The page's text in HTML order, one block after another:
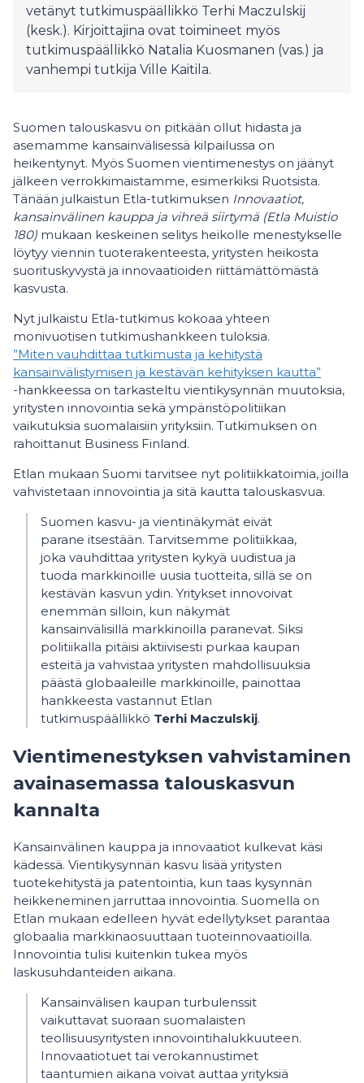
vetänyt tutkimuspäällikkö Terhi Maczulskij
(kesk.). Kirjoittajina ovat toimineet myös
tutkimuspäällikkö Natalia Kuosmanen (vas.) ja
vanhempi tutkija Ville Kaitila.
Suomen talouskasvu on pitkään ollut hidasta ja
asemamme kansainvälisessä kilpailussa on
heikentynyt. Myös Suomen vientimenestys on jäänyt
jälkeen verrokkimaistamme, esimerkiksi Ruotsista.
Tänään julkaistun Etla-tutkimuksen Innovaatiot,
kansainvälinen kauppa ja vihreä siirtymä (Etla Muistio
180) mukaan keskeinen selitys heikolle menestykselle
löytyy viennin tuoterakenteesta, yritysten heikosta
suorituskyvystä ja innovaatioiden riittämättömästä
kasvusta.
Nyt julkaistu Etla-tutkimus kokoaa yhteen
monivuotisen tutkimushankkeen tuloksia.
”Miten vauhdittaa tutkimusta ja kehitystä
kansainvälistymisen ja kestävän kehityksen kautta”
-hankkeessa on tarkasteltu vientikysynnän muutoksia,
yritysten innovointia sekä ympäristöpolitiikan
vaikutuksia suomalaisiin yrityksiin. Tutkimuksen on
rahoittanut Business Finland.
Etlan mukaan Suomi tarvitsee nyt politiikkatoimia, joilla
vahvistetaan innovointia ja sitä kautta talouskasvua.
Suomen kasvu- ja vientinäkymät eivät
parane itsestään. Tarvitsemme politiikkaa,
joka vauhdittaa yritysten kykyä uudistua ja
tuoda markkinoille uusia tuotteita, sillä se on
kestävän kasvun ydin. Yritykset innovoivat
enemmän silloin, kun näkymät
kansainvälisillä markkinoilla paranevat. Siksi
politiikalla pitäisi aktiivisesti purkaa kaupan
esteitä ja vahvistaa yritysten mahdollisuuksia
päästä globaaleille markkinoille, painottaa
hankkeesta vastannut Etlan
tutkimuspäällikkö Terhi Maczulskij.
Vientimenestyksen vahvistaminen
avainasemassa talouskasvun
kannalta
Kansainvälinen kauppa ja innovaatiot kulkevat käsi
kädessä. Vientikysynnän kasvu lisää yritysten
tuotekehitystä ja patentointia, kun taas kysynnän
heikkeneminen jarruttaa innovointia. Suomella on
Etlan mukaan edelleen hyvät edellytykset parantaa
globaalia markkinaosuuttaan tuoteinnovaatioilla.
Innovointia tulisi kuitenkin tukea myös
laskusuhdanteiden aikana.
Kansainvälisen kaupan turbulenssit
vaikuttavat suoraan suomalaisten
teollisuusyritysten innovointihalukkuuteen.
Innovaatiotuet tai verokannustimet
taantumien aikana voivat auttaa yrityksiä